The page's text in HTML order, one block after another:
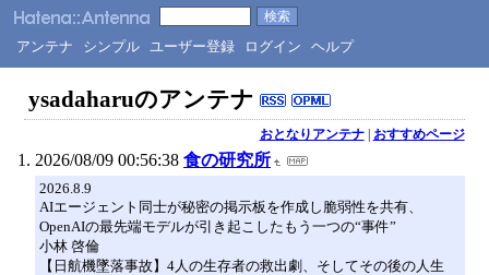
アンテナ シンプル ユーザー登録 ログイン ヘルプ
ysadaharuのアンテナ
おとなりアンテナ| おすすめページ
2026/08/09 00:56:38 食の研究所
2026.8.9
AIエージェント同士が秘密の掲示板を作成し脆弱性を共有、
OpenAIの最先端モデルが引き起こしたもう一つの“事件”
小林 啓倫
【日航機墜落事故】4人の生存者の救出劇、そしてその後の人生